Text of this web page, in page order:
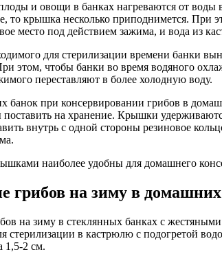
и овощи в банках нагреваются от
то крышка несколько приподнимется. При
место под действием зажима, и вода из
для стерилизации времени банки
этом, чтобы банки во время водяного
переставляют в более холодную воду.
банок при консервировании грибов в
на хранение. Крышки
внутрь с одной стороны резиновое
наиболее удобны для домашнего
грибов на зиму в
на зиму в стеклянных банках с
стерилизации в кастрюлю с подогретой
1,5-2 см.